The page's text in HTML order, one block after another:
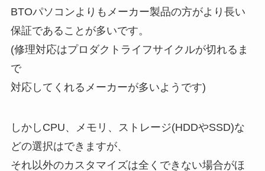
BTOパソコンよりもメーカー製品の方がより長い
保証であることが多いです。
(修理対応はプロダクトライフサイクルが切れるま
で
対応してくれるメーカーが多いようです)
しかしCPU、メモリ、ストレージ(HDDやSSD)な
どの選択はできますが、
それ以外のカスタマイズは全くできない場合がほ